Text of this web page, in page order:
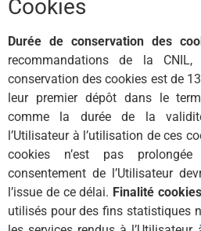
Cookies
Durée de conservation des
recommandations de la
conservation des cookies est de
leur premier dépôt dans le
comme la durée de la
l’Utilisateur à l’utilisation de ces
cookies n’est pas
consentement de l’Utilisateur
l’issue de ce délai. Finalité cookies
utilisés pour des fins statistiques